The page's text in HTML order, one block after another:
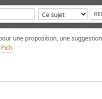
une proposition, une
Pich